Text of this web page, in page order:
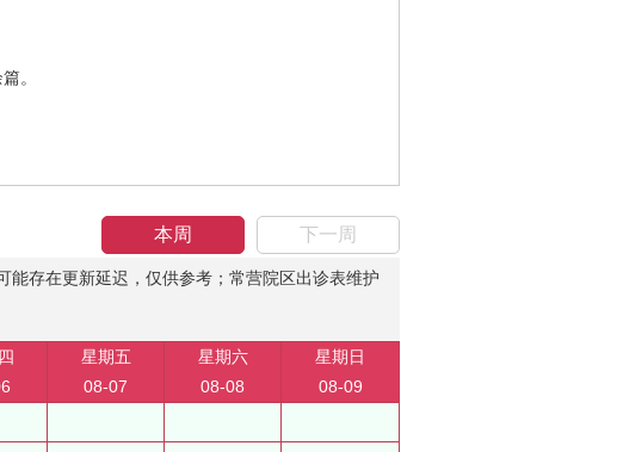
。
本周 下一周
能存在更新延迟，仅供参考；常营院区出诊表维护
星期五
08-07
星期六
08-08
星期日
08-09